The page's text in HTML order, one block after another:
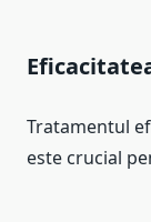
Tratamentul
este crucial